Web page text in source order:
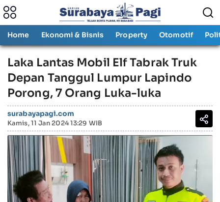
Home Ekonomi & Bisnis Property Otomotif
Laka Lantas Mobil Elf Tabrak Truk
Depan Tanggul Lumpur Lapindo
Porong, 7 Orang Luka-luka
surabayapagi.com
Kamis, 11 Jan 2024 13:29 WIB